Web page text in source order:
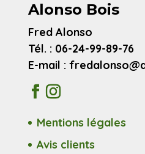
Alonso Bois
Fred Alonso
Tél. : 06-24-99-89-76
E-mail :
Mentions légales
Avis clients